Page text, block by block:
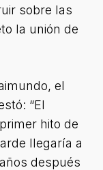
sobre las
la unión de
el
“El
hito de
llegaría a
después